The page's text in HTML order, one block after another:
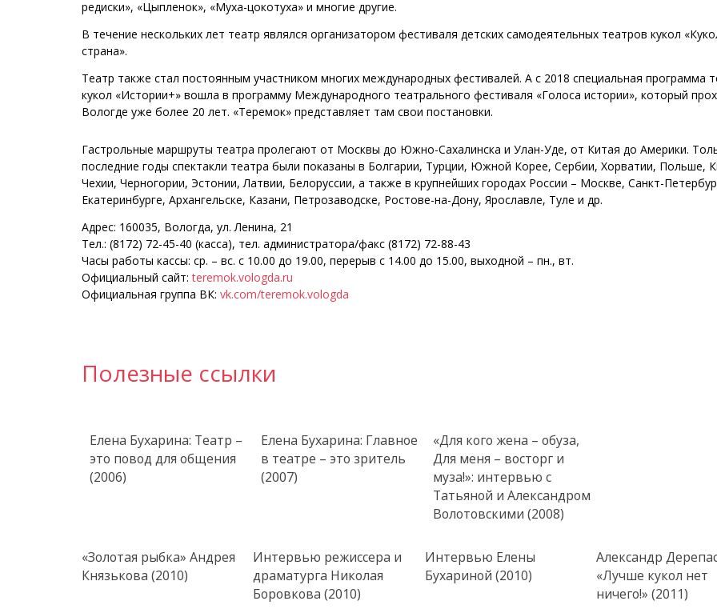
редиски», «Цыпленок», «Муха-цокотуха» и многие другие.
В течение нескольких лет театр являлся организатором фестиваля детских самодеятельных театров кукол
страна».
Театр также стал постоянным участником многих международных фестивалей. А с 2018 специальная программа
кукол «Истории+» вошла в программу Международного театрального фестиваля «Голоса истории», который
Вологде уже более 20 лет. «Теремок» представляет там свои постановки.
Гастрольные маршруты театра пролегают от Москвы до Южно-Сахалинска и Улан-Уде, от Китая до Америки.
последние годы спектакли театра были показаны в Болгарии, Турции, Южной Корее, Сербии, Хорватии, Польше,
Чехии, Черногории, Эстонии, Латвии, Белоруссии, а также в крупнейших городах России – Москве, Санкт-
Екатеринбурге, Архангельске, Казани, Петрозаводске, Ростове-на-Дону, Ярославле, Туле и др.
Адрес: 160035, Вологда, ул. Ленина, 21
Тел.: (8172) 72-45-40 (касса), тел. администратора/факс (8172) 72-88-43
Часы работы кассы: ср. – вс. с 10.00 до 19.00, перерыв с 14.00 до 15.00, выходной – пн., вт.
Официальный сайт:teremok.vologda.ru
Официальная группа ВК: vk.com/teremok.vologda
Полезные ссылки
Елена Бухарина: Театр –
это повод для общения
(2006)
Елена Бухарина: Главное
в театре – это зритель
(2007)
«Для кого жена – обуза,
Для меня – восторг и
муза!»: интервью с
Татьяной и Александром
Волотовскими (2008)
«Золотая рыбка» Андрея
Князькова (2010)
Интервью режиссера и
драматурга Николая
Боровкова (2010)
Интервью Елены
Бухариной (2010)
Александр
«Лучше кукол нет
ничего!» (2011)